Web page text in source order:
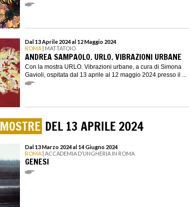
Dal 13 Aprile 2024 al 12 Maggio 2024
ROMA | MATTATOIO
ANDREA SAMPAOLO. URLO. VIBRAZIONI URBANE
Con la mostra URLO. Vibrazioni urbane, a cura di Simona
Gavioli, ospitata dal 13 aprile al 12 maggio 2024 presso il ...
MOSTRE DEL 13 APRILE 2024
Dal 13 Marzo 2024 al 14 Giugno 2024
ROMA | ACCADEMIA D’UNGHERIA IN ROMA
GENESI